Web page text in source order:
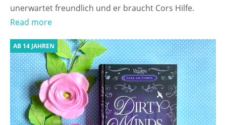
unerwartet freundlich und er braucht Cors Hilfe.
Read more
AB 14 JAHREN